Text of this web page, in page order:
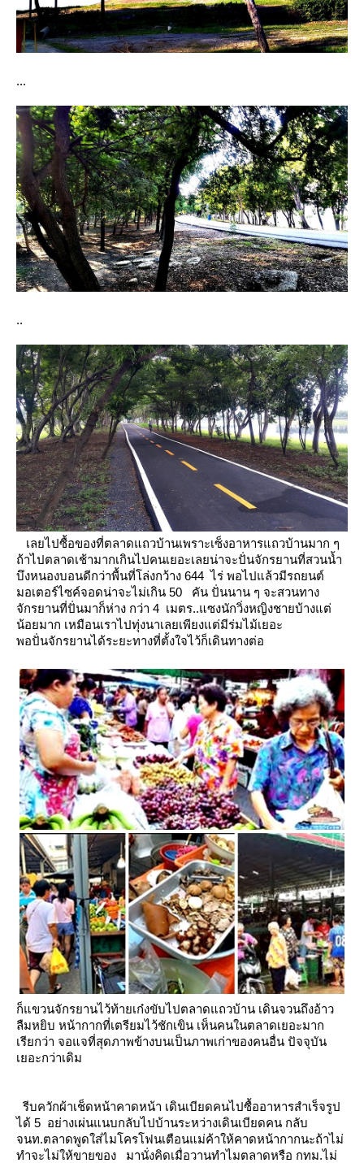
...
..
เลยไปซื้อของที่ตลาดแถวบ้านเพราะเซ็งอาหารแถวบ้านมาก ๆ
ถ้าไปตลาดเช้ามากเกินไปคนเยอะเลยน่าจะปั่นจักรยานที่สวนน้ำ
บึงหนองบอนดีกว่าพื้นที่โล่งกว้าง 644 ไร่ พอไปแล้วมีรถยนต์
มอเตอร์ไซค์จอดน่าจะไม่เกิน 50 คัน ปั่นนาน ๆ จะสวนทาง
จักรยานที่ปั่นมาก็ห่าง กว่า 4 เมตร..แซงนักวิ่งหญิงชายบ้างแต่
น้อยมาก เหมือนเราไปทุ่งนาเลยเพียงแต่มีร่มไม้เยอะ
พอปั่นจักรยานได้ระยะทางที่ตั้งใจไว้ก็เดินทางต่อ
ก็แขวนจักรยานไว้ท้ายเก๋งขับไปตลาดแถวบ้าน เดินจวนถึงอ้าว
ลืมหยิบ หน้ากากที่เตรียมไว้ชักเขิน เห็นคนในตลาดเยอะมาก
เรียกว่า จอแจที่สุดภาพข้างบนเป็นภาพเก่าของคนอื่น ปัจจุบัน
เยอะกว่าเดิม
รีบควักผ้าเช็ดหน้าคาดหน้า เดินเบียดคนไปซื้ออาหารสำเร็จรูป
ได้ 5 อย่างเผ่นแนบกลับไปบ้านระหว่างเดินเบียดคน กลับ
จนท.ตลาดพูดใส่ไมโครโฟนเตือนแม่ค้าให้คาดหน้ากากนะถ้าไม่
ทำจะไม่ให้ขายของ
มานั่งคิดเมื่อวานทำไมตลาดหรือ กทม.ไม่